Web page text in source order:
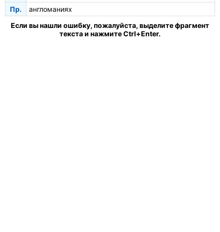
Пр.
англоманиях
Если вы нашли ошибку, пожалуйста, выделите фрагмент
текста и нажмите Ctrl+Enter.